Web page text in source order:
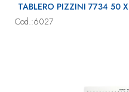
TABLERO PIZZINI 7734 50
Cod.:6027